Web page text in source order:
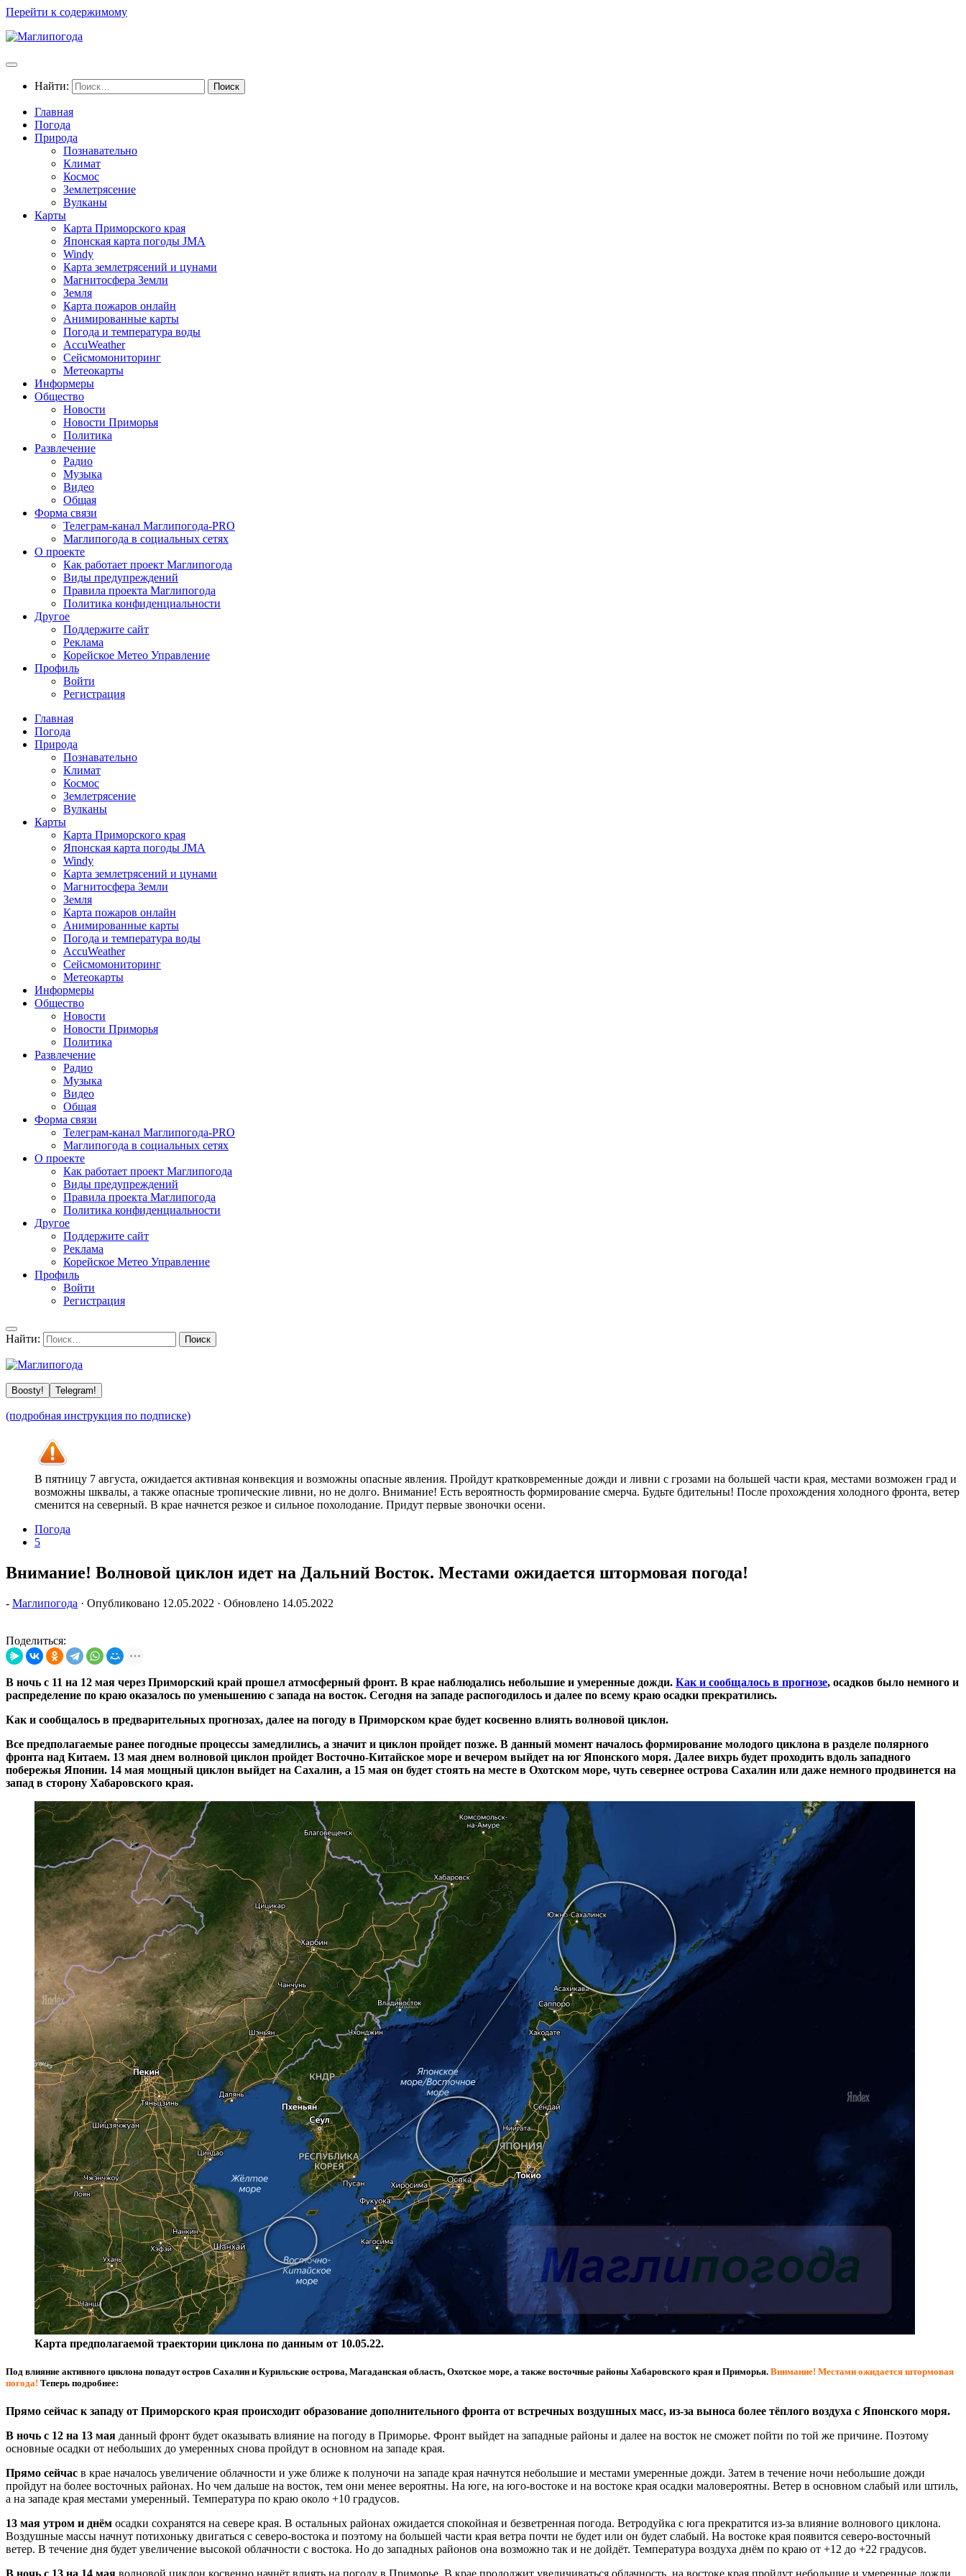
Перейти к содержимому
Найти:
Главная
Погода
Природа
Познавательно
Климат
Космос
Землетрясение
Вулканы
Карты
Карта Приморского края
Японская карта погоды JMA
Windy
Карта землетрясений и цунами
Магнитосфера Земли
Земля
Карта пожаров онлайн
Анимированные карты
Погода и температура воды
AccuWeather
Сейсмомониторинг
Метеокарты
Информеры
Общество
Новости
Новости Приморья
Политика
Развлечение
Радио
Музыка
Видео
Общая
Форма связи
Телеграм-канал Маглипогода-PRO
Маглипогода в социальных сетях
О проекте
Как работает проект Маглипогода
Виды предупреждений
Правила проекта Маглипогода
Политика конфиденциальности
Другое
Поддержите сайт
Реклама
Корейское Метео Управление
Профиль
Войти
Регистрация
Главная
Погода
Природа
Познавательно
Климат
Космос
Землетрясение
Вулканы
Карты
Карта Приморского края
Японская карта погоды JMA
Windy
Карта землетрясений и цунами
Магнитосфера Земли
Земля
Карта пожаров онлайн
Анимированные карты
Погода и температура воды
AccuWeather
Сейсмомониторинг
Метеокарты
Информеры
Общество
Новости
Новости Приморья
Политика
Развлечение
Радио
Музыка
Видео
Общая
Форма связи
Телеграм-канал Маглипогода-PRO
Маглипогода в социальных сетях
О проекте
Как работает проект Маглипогода
Виды предупреждений
Правила проекта Маглипогода
Политика конфиденциальности
Другое
Поддержите сайт
Реклама
Корейское Метео Управление
Профиль
Войти
Регистрация
Найти:
Boosty! Telegram!
(подробная инструкция по подписке)
В пятницу 7 августа, ожидается активная конвекция и возможны опасные явления. Пройдут кратковременные дожди и ливни с грозами на большей части края, местами возможен град и
возможны шквалы, а также опасные тропические ливни, но не долго. Внимание! Есть вероятность формирование смерча. Будьте бдительны! После прохождения холодного фронта, ветер
сменится на северный. В крае начнется резкое и сильное похолодание. Придут первые звоночки осени.
Погода
5
Внимание! Волновой циклон идет на Дальний Восток. Местами ожидается штормовая погода!
- Маглипогода · Опубликовано 12.05.2022 · Обновлено 14.05.2022
Поделиться:
В ночь с 11 на 12 мая через Приморский край прошел атмосферный фронт. В крае наблюдались небольшие и умеренные дожди. Как и сообщалось в прогнозе, осадков было немного и
распределение по краю оказалось по уменьшению с запада на восток. Сегодня на западе распогодилось и далее по всему краю осадки прекратились.
Как и сообщалось в предварительных прогнозах, далее на погоду в Приморском крае будет косвенно влиять волновой циклон.
Все предполагаемые ранее погодные процессы замедлились, а значит и циклон пройдет позже. В данный момент началось формирование молодого циклона в разделе полярного
фронта над Китаем. 13 мая днем волновой циклон пройдет Восточно-Китайское море и вечером выйдет на юг Японского моря. Далее вихрь будет проходить вдоль западного
побережья Японии. 14 мая мощный циклон выйдет на Сахалин, а 15 мая он будет стоять на месте в Охотском море, чуть севернее острова Сахалин или даже немного продвинется на
запад в сторону Хабаровского края.
Карта предполагаемой траектории циклона по данным от 10.05.22.
Под влияние активного циклона попадут остров Сахалин и Курильские острова, Магаданская область, Охотское море, а также восточные районы Хабаровского края и Приморья. Внимание! Местами ожидается штормовая
погода! Теперь подробнее:
Прямо сейчас к западу от Приморского края происходит образование дополнительного фронта от встречных воздушных масс, из-за выноса более тёплого воздуха с Японского моря.
В ночь с 12 на 13 мая данный фронт будет оказывать влияние на погоду в Приморье. Фронт выйдет на западные районы и далее на восток не сможет пойти по той же причине. Поэтому
основные осадки от небольших до умеренных снова пройдут в основном на западе края.
Прямо сейчас в крае началось увеличение облачности и уже ближе к полуночи на западе края начнутся небольшие и местами умеренные дожди. Затем в течение ночи небольшие дожди
пройдут на более восточных районах. Но чем дальше на восток, тем они менее вероятны. На юге, на юго-востоке и на востоке края осадки маловероятны. Ветер в основном слабый или штиль,
а на западе края местами умеренный. Температура по краю около +10 градусов.
13 мая утром и днём осадки сохранятся на севере края. В остальных районах ожидается спокойная и безветренная погода. Ветродуйка с юга прекратится из-за влияние волнового циклона.
Воздушные массы начнут потихоньку двигаться с северо-востока и поэтому на большей части края ветра почти не будет или он будет слабый. На востоке края появится северо-восточный
ветер. В течение дня будет увеличение высокой облачности с востока. Но до западных районов она возможно так и не дойдёт. Температура воздуха днём по краю от +12 до +22 градусов.